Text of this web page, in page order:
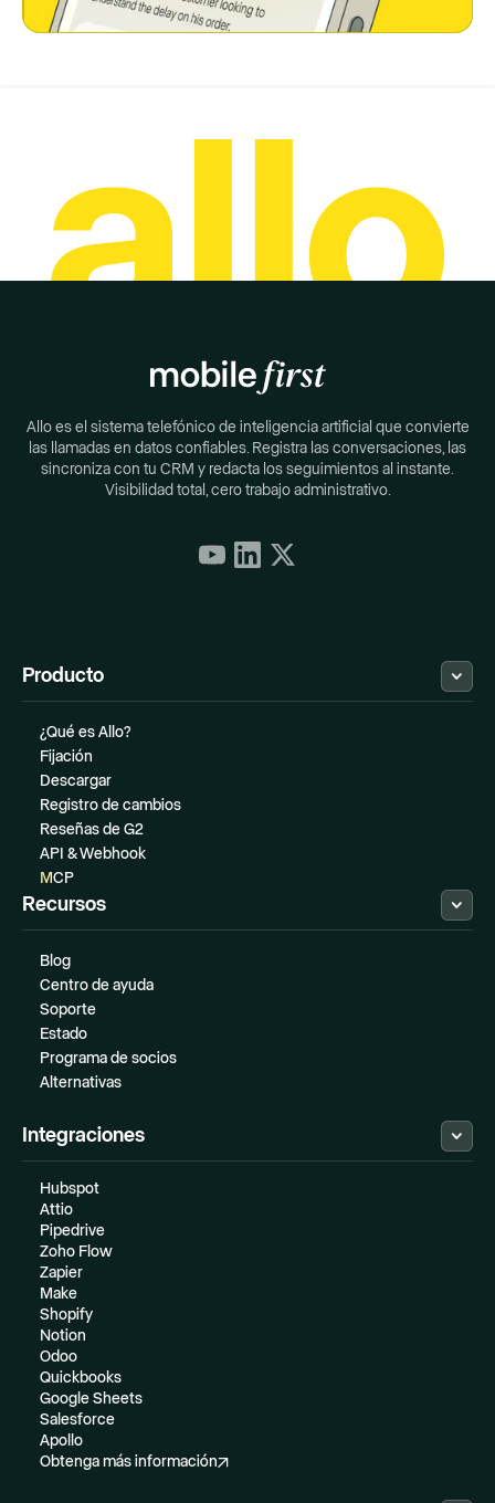
Allo es el sistema telefónico de inteligencia artificial que convierte
las llamadas en datos confiables. Registra las conversaciones, las
sincroniza con tu CRM y redacta los seguimientos al instante.
Visibilidad total, cero trabajo administrativo.
Producto
¿Qué es Allo?
Fijación
Descargar
Registro de cambios
Reseñas de G2
API & Webhook
MCP
Recursos
Blog
Centro de ayuda
Soporte
Estado
Programa de socios
Alternativas
Integraciones
Hubspot
Attio
Pipedrive
Zoho Flow
Zapier
Make
Shopify
Notion
Odoo
Quickbooks
Google Sheets
Salesforce
Apollo
Obtenga más información